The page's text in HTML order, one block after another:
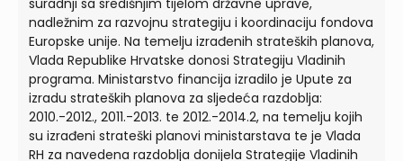
suradnji sa središnjim tijelom državne uprave,
nadležnim za razvojnu strategiju i koordinaciju fondova
Europske unije. Na temelju izrađenih strateških planova,
Vlada Republike Hrvatske donosi Strategiju Vladinih
programa. Ministarstvo financija izradilo je Upute za
izradu strateških planova za sljedeća razdoblja:
2010.-2012., 2011.-2013. te 2012.-2014.2, na temelju kojih
su izrađeni strateški planovi ministarstava te je Vlada
RH za navedena razdoblja donijela Strategije Vladinih